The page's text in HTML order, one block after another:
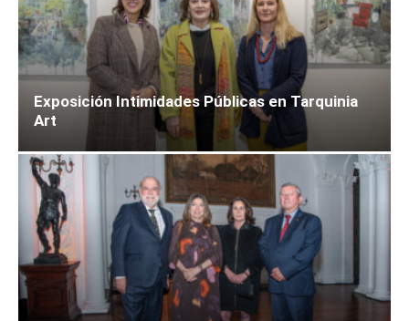
Exposición Intimidades Públicas en Tarquinia
Art